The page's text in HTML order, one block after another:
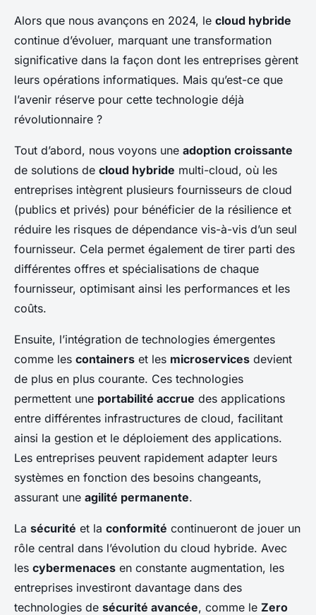
Alors que nous avançons en 2024, le cloud hybride
continue d’évoluer, marquant une transformation
significative dans la façon dont les entreprises gèrent
leurs opérations informatiques. Mais qu’est-ce que
l’avenir réserve pour cette technologie déjà
révolutionnaire ?
Tout d’abord, nous voyons une adoption croissante
de solutions de cloud hybride multi-cloud, où les
entreprises intègrent plusieurs fournisseurs de cloud
(publics et privés) pour bénéficier de la résilience et
réduire les risques de dépendance vis-à-vis d’un seul
fournisseur. Cela permet également de tirer parti des
différentes offres et spécialisations de chaque
fournisseur, optimisant ainsi les performances et les
coûts.
Ensuite, l’intégration de technologies émergentes
comme les containers et les microservices devient
de plus en plus courante. Ces technologies
permettent une portabilité accrue des applications
entre différentes infrastructures de cloud, facilitant
ainsi la gestion et le déploiement des applications.
Les entreprises peuvent rapidement adapter leurs
systèmes en fonction des besoins changeants,
assurant une agilité permanente.
La sécurité et la conformité continueront de jouer un
rôle central dans l’évolution du cloud hybride. Avec
les cybermenaces en constante augmentation, les
entreprises investiront davantage dans des
technologies de sécurité avancée, comme le Zero